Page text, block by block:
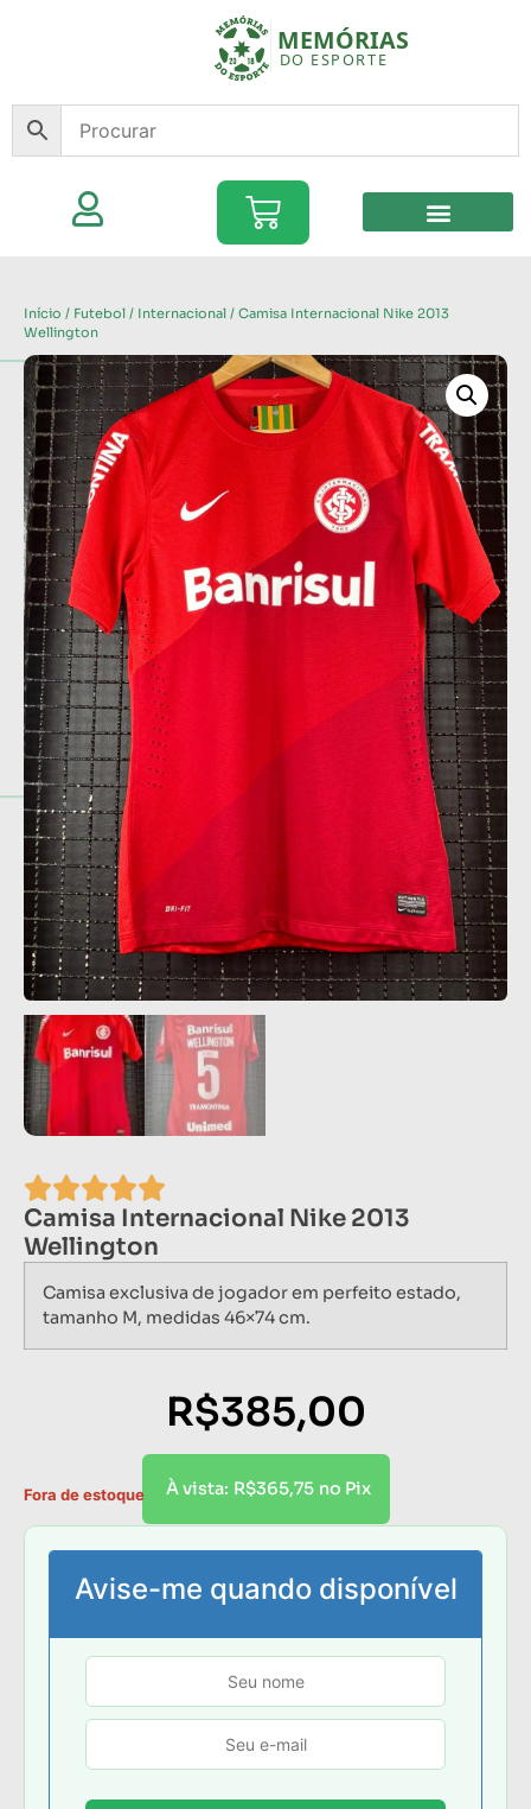
Início / Futebol / Internacional / Camisa Internacional Nike 2013
Wellington
Camisa Internacional Nike 2013
Wellington
Camisa exclusiva de jogador em perfeito estado,
tamanho M, medidas 46×74 cm.
R$385,00
À vista: R$365,75 no Pix
Fora de estoque
Avise-me quando disponível